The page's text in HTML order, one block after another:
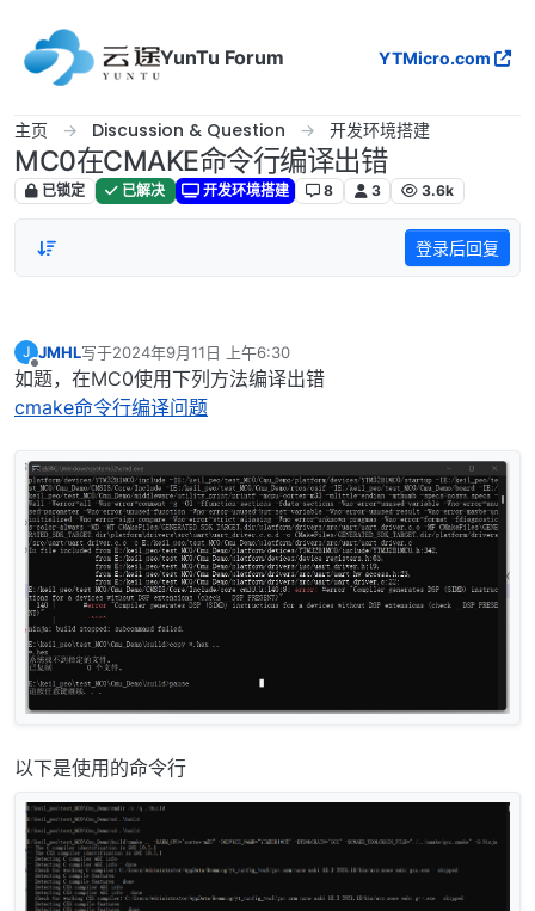
YunTu Forum
YTMicro.com
主页 Discussion & Question 开发环境搭建
MC0在CMAKE命令行编译出错
已锁定 已解决 开发环境搭建 8 3 3.6k
登录后回复
J
离线
JMHL写于2024年9月11日 上午6:30
最后由 编辑
如题，在MC0使用下列方法编译出错
cmake命令行编译问题
以下是使用的命令行